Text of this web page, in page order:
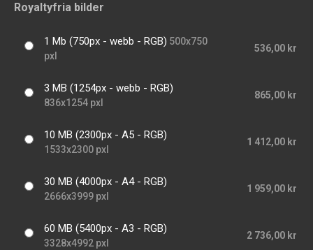
Royaltyfria bilder
1 Mb (750px - webb - RGB) 500x750
pxl
536,00 kr
3 MB (1254px - webb - RGB)
836x1254 pxl
865,00 kr
10 MB (2300px - A5 - RGB)
1533x2300 pxl
1 412,00 kr
30 MB (4000px - A4 - RGB)
2666x3999 pxl
1 959,00 kr
60 MB (5400px - A3 - RGB)
3328x4992 pxl
2 736,00 kr